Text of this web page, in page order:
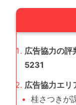
広告協力の評
5231
広告協力エリ
桂さつきが